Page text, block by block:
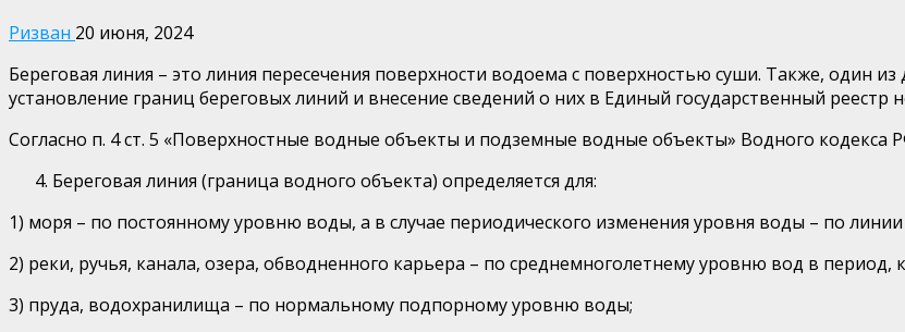
Ризван 20 июня, 2024
Береговая линия – это линия пересечения поверхности водоема с поверхностью суши. Также, один
установление границ береговых линий и внесение сведений о них в Единый государственный реестр
Согласно п. 4 ст. 5 «Поверхностные водные объекты и подземные водные объекты» Водного кодекса
Береговая линия (граница водного объекта) определяется для:
1) моря – по постоянному уровню воды, а в случае периодического изменения уровня воды – по
2) реки, ручья, канала, озера, обводненного карьера – по среднемноголетнему уровню вод в
3) пруда, водохранилища – по нормальному подпорному уровню воды;